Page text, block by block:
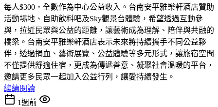
每人$300，全數作為中心公益收入。台南安平雅樂軒酒店贊助
活動場地、自助飲料吧及Sky觀景台體驗，希望透過互動參
與，拉近民眾與公益的距離，讓藝術成為理解、陪伴與共融的
橋梁。台南安平雅樂軒酒店表示未來將持續攜手不同公益夥
伴，透過捐血、藝術展覽、公益體驗等多元形式，讓旅宿空間
不僅提供舒適住宿，更成為傳遞善意、凝聚社會溫暖的平台，
邀請更多民眾一起加入公益行列，讓愛持續發生。
繼續閱讀
1週前